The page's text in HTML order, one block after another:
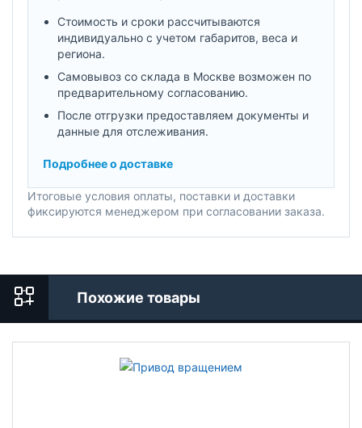
Стоимость и сроки рассчитываются
индивидуально с учетом габаритов, веса и
региона.
Самовывоз со склада в Москве возможен по
предварительному согласованию.
После отгрузки предоставляем документы и
данные для отслеживания.
Подробнее о доставке
Итоговые условия оплаты, поставки и доставки
фиксируются менеджером при согласовании заказа.
Похожие товары